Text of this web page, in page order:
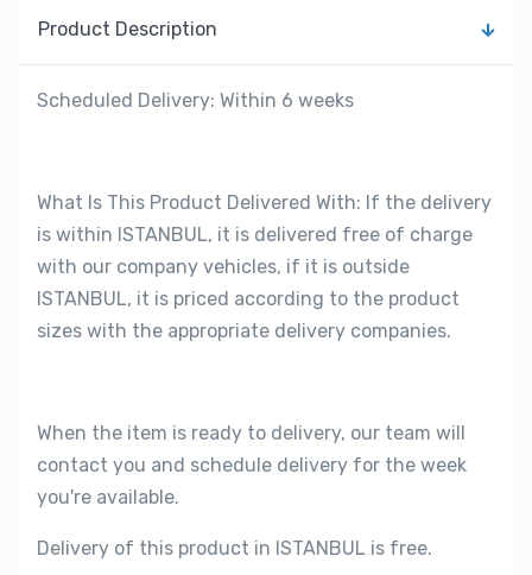
Product Description
Scheduled Delivery: Within 6 weeks
What Is This Product Delivered With: If the delivery
is within ISTANBUL, it is delivered free of charge
with our company vehicles, if it is outside
ISTANBUL, it is priced according to the product
sizes with the appropriate delivery companies.
When the item is ready to delivery, our team will
contact you and schedule delivery for the week
you're available.
Delivery of this product in ISTANBUL is free.